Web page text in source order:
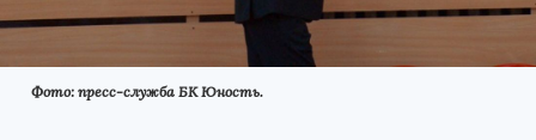
Фото: пресс-служба БК Юность.